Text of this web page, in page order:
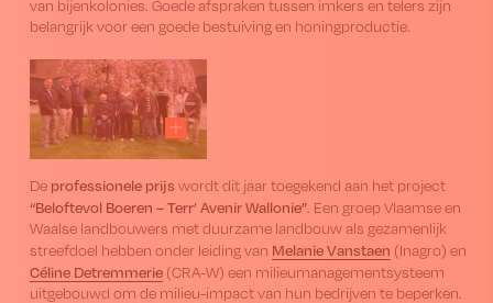
van bijenkolonies. Goede afspraken tussen imkers en telers zijn
belangrijk voor een goede bestuiving en honingproductie.
De professionele prijs wordt dit jaar toegekend aan het project
“Beloftevol Boeren – Terr’ Avenir Wallonie”. Een groep Vlaamse en
Waalse landbouwers met duurzame landbouw als gezamenlijk
streefdoel hebben onder leiding van Melanie Vanstaen (Inagro) en
Céline Detremmerie(CRA-W) een milieumanagementsysteem
uitgebouwd om de milieu-impact van hun bedrijven te beperken.